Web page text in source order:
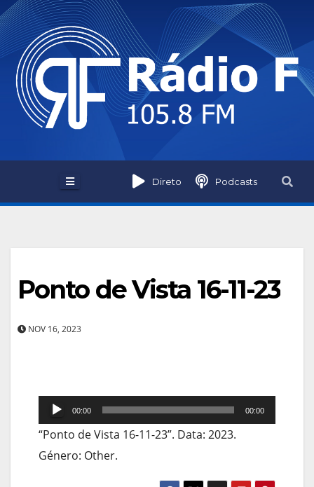
Skip
to
content
Direto Podcasts
Ponto de Vista 16-11-23
NOV 16, 2023
Reprodutor
de
áudio
00:00 00:00
“Ponto de Vista 16-11-23”. Data: 2023.
Género: Other.